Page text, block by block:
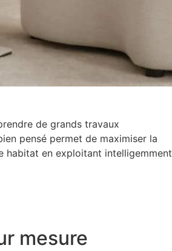
de grands travaux
pensé permet de maximiser la
habitat en exploitant intelligemment
mesure